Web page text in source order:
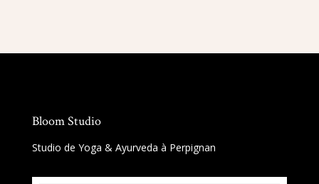
Bloom Studio
Studio de Yoga & Ayurveda à Perpignan